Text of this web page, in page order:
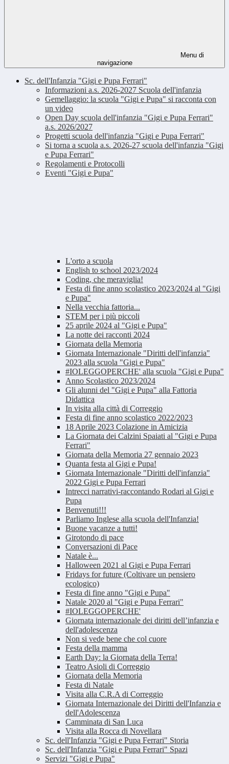
Menu di
navigazione
Sc. dell'Infanzia "Gigi e Pupa Ferrari"
Informazioni a.s. 2026-2027 Scuola dell'infanzia
Gemellaggio: la scuola "Gigi e Pupa" si racconta con
un video
Open Day scuola dell'infanzia "Gigi e Pupa Ferrari"
a.s. 2026/2027
Progetti scuola dell'infanzia "Gigi e Pupa Ferrari"
Si torna a scuola a.s. 2026-27 scuola dell'infanzia "Gigi
e Pupa Ferrari"
Regolamenti e Protocolli
Eventi "Gigi e Pupa"
L'orto a scuola
English to school 2023/2024
Coding, che meraviglia!
Festa di fine anno scolastico 2023/2024 al "Gigi
e Pupa"
Nella vecchia fattoria...
STEM per i più piccoli
25 aprile 2024 al "Gigi e Pupa"
La notte dei racconti 2024
Giornata della Memoria
Giornata Internazionale "Diritti dell'infanzia"
2023 alla scuola "Gigi e Pupa"
#IOLEGGOPERCHE' alla scuola "Gigi e Pupa"
Anno Scolastico 2023/2024
Gli alunni del "Gigi e Pupa" alla Fattoria
Didattica
In visita alla città di Correggio
Festa di fine anno scolastico 2022/2023
18 Aprile 2023 Colazione in Amicizia
La Giornata dei Calzini Spaiati al "Gigi e Pupa
Ferrari"
Giornata della Memoria 27 gennaio 2023
Quanta festa al Gigi e Pupa!
Giornata Internazionale "Diritti dell'infanzia"
2022 Gigi e Pupa Ferrari
Intrecci narrativi-raccontando Rodari al Gigi e
Pupa
Benvenuti!!!
Parliamo Inglese alla scuola dell'Infanzia!
Buone vacanze a tutti!
Girotondo di pace
Conversazioni di Pace
Natale è...
Halloween 2021 al Gigi e Pupa Ferrari
Fridays for future (Coltivare un pensiero
ecologico)
Festa di fine anno "Gigi e Pupa"
Natale 2020 al "Gigi e Pupa Ferrari"
#IOLEGGOPERCHE'
Giornata internazionale dei diritti dell’infanzia e
dell'adolescenza
Non si vede bene che col cuore
Festa della mamma
Earth Day: la Giornata della Terra!
Teatro Asioli di Correggio
Giornata della Memoria
Festa di Natale
Visita alla C.R.A di Correggio
Giornata Internazionale dei Diritti dell'Infanzia e
dell'Adolescenza
Camminata di San Luca
Visita alla Rocca di Novellara
Sc. dell'Infanzia "Gigi e Pupa Ferrari" Storia
Sc. dell'Infanzia "Gigi e Pupa Ferrari" Spazi
Servizi "Gigi e Pupa"